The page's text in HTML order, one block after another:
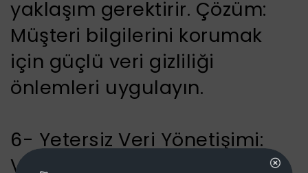
yaklaşım gerektirir. Çözüm:
Müşteri bilgilerini korumak
için güçlü veri gizliliği
önlemleri uygulayın.
6- Yetersiz Veri Yönetişimi:
Veriyi etkili şekilde